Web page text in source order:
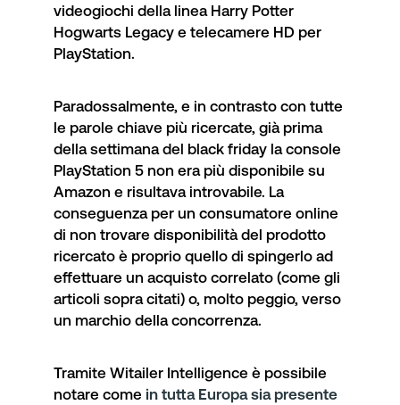
videogiochi della linea Harry Potter
Hogwarts Legacy e telecamere HD per
PlayStation.
Paradossalmente, e in contrasto con tutte
le parole chiave più ricercate, già prima
della settimana del black friday la console
PlayStation 5 non era più disponibile su
Amazon e risultava introvabile. La
conseguenza per un consumatore online
di non trovare disponibilità del prodotto
ricercato è proprio quello di spingerlo ad
effettuare un acquisto correlato (come gli
articoli sopra citati) o, molto peggio, verso
un marchio della concorrenza.
Tramite Witailer Intelligence è possibile
notare come in tutta Europa sia presente